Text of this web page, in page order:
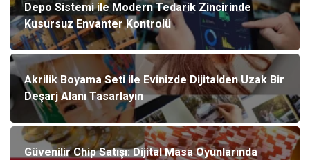
Depo Sistemi ile Modern Tedarik Zincirinde
Kusursuz Envanter Kontrolü
Akrilik Boyama Seti ile Evinizde Dijitalden Uzak Bir
Deşarj Alanı Tasarlayın
Güvenilir Chip Satışı: Dijital Masa Oyunlarında